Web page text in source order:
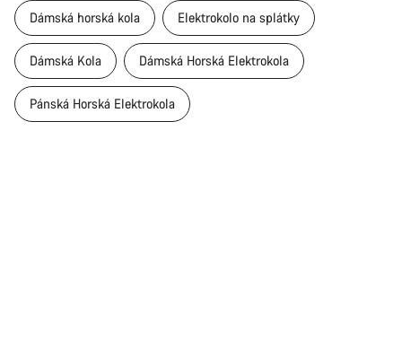
Dámská horská kola Elektrokolo na splátky
Dámská Kola Dámská Horská Elektrokola
Pánská Horská Elektrokola